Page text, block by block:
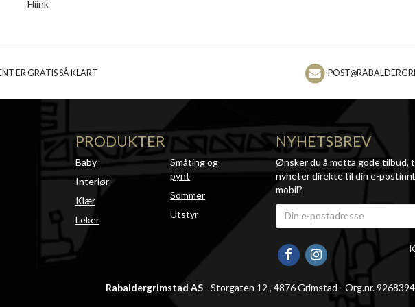
Fliink
ER GRATIS SÅ KLART
PRODUKTER
Baby
Interiør
Klær
Leker
Småting og
pynt
Sommer
Utstyr
NYHETSBREV
Ønsker du å motta gode tilbud,
nyheter direkte til din e-
mobil?
Rabaldergrimstad AS- Storgaten 12 , 4876 Grimstad - Org.nr.